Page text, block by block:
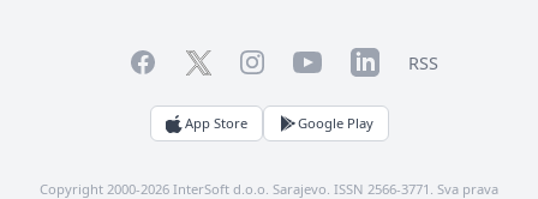
FacebookTwitterInstagramYouTubeLinkedInRSS
App Store Google Play
Copyright 2000-2026 InterSoft d.o.o. Sarajevo. ISSN 2566-3771. Sva prava